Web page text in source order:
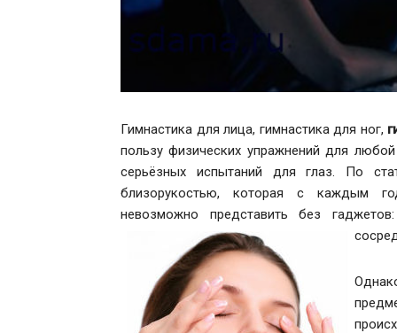
Гимнастика для лица, гимнастика для ног,
пользу физических упражнений для
серьёзных испытаний для глаз. По
близорукостью, которая с каждым
невозможно представить без